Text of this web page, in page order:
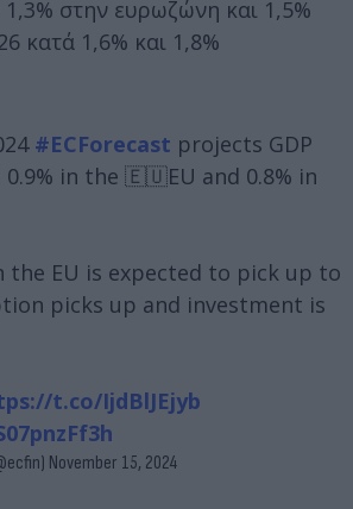
1,3% στην ευρωζώνη και 1,5%
κατά 1,6% και 1,8%
#ECForecast projects GDP
in the 🇪🇺EU and 0.8% in
the EU is expected to pick up to
picks up and investment is
t.co/IjdBlJEjyb
November 15, 2024